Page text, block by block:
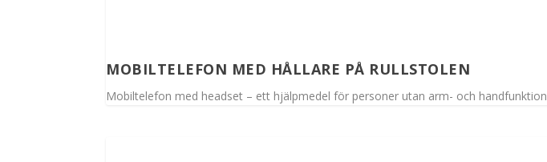
MOBILTELEFON MED HÅLLARE PÅ RULLSTOLEN
Mobiltelefon med headset – ett hjälpmedel för personer utan arm- och handfunktion